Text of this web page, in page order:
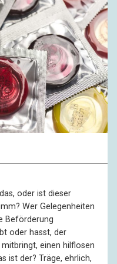
oder ist dieser
Wer Gelegenheiten
Beförderung
oder hasst, der
einen hilflosen
ist der? Träge, ehrlich,